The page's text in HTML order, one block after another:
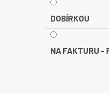
DOBÍRKOU
NA FAKTURU -